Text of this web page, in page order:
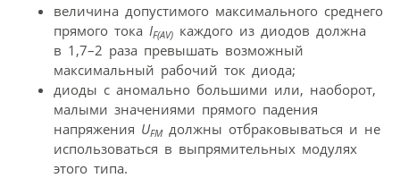
величина допустимого максимального среднего
прямого тока IF(AV) каждого из диодов должна
в 1,7–2 раза превышать возможный
максимальный рабочий ток диода;
диоды с аномально большими или, наоборот,
малыми значениями прямого падения
напряжения UFMдолжны отбраковываться и не
использоваться в выпрямительных модулях
этого типа.